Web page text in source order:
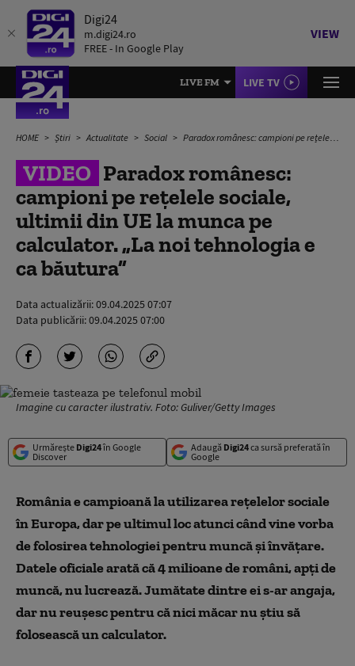
Digi24
m.digi24.ro
FREE - In Google Play
VIEW
LIVE FM LIVE TV
HOME Știri Actualitate Social Paradox românesc: campioni pe rețelele sociale, ultimii din UE la munca pe calculator. „La noi tehnologia e ca băutura”
VIDEO Paradox românesc:
campioni pe rețelele sociale,
ultimii din UE la munca pe
calculator. „La noi tehnologia e
ca băutura”
Data actualizării:09.04.2025 07:07
Data publicării:09.04.2025 07:00
Imagine cu caracter ilustrativ. Foto: Guliver/Getty Images
Urmărește Digi24în Google
Discover
Adaugă Digi24ca sursă preferată în
Google
România e campioană la utilizarea rețelelor sociale
în Europa, dar pe ultimul loc atunci când vine vorba
de folosirea tehnologiei pentru muncă și învățare.
Datele oficiale arată că 4 milioane de români, apți de
muncă, nu lucrează. Jumătate dintre ei s-ar angaja,
dar nu reușesc pentru că nici măcar nu știu să
folosească un calculator.